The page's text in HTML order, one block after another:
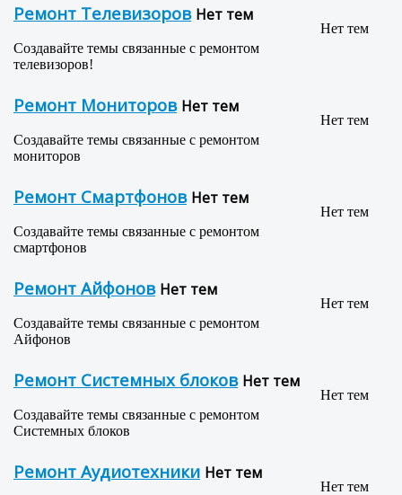
Ремонт Телевизоров Нет тем
Создавайте темы связанные с ремонтом
телевизоров!
Нет тем
Ремонт Мониторов Нет тем
Создавайте темы связанные с ремонтом
мониторов
Нет тем
Ремонт Смартфонов Нет тем
Создавайте темы связанные с ремонтом
смартфонов
Нет тем
Ремонт Айфонов Нет тем
Создавайте темы связанные с ремонтом
Айфонов
Нет тем
Ремонт Системных блоков Нет тем
Создавайте темы связанные с ремонтом
Системных блоков
Нет тем
Ремонт Аудиотехники Нет тем
Нет тем